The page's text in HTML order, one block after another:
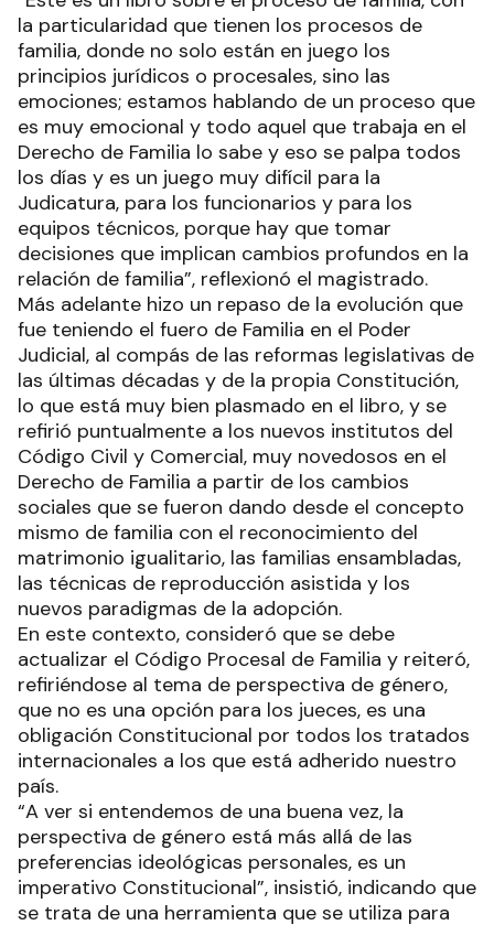
la particularidad que tienen los procesos de
familia, donde no solo están en juego los
principios jurídicos o procesales, sino las
emociones; estamos hablando de un proceso que
es muy emocional y todo aquel que trabaja en el
Derecho de Familia lo sabe y eso se palpa todos
los días y es un juego muy difícil para la
Judicatura, para los funcionarios y para los
equipos técnicos, porque hay que tomar
decisiones que implican cambios profundos en la
relación de familia”, reflexionó el magistrado.
Más adelante hizo un repaso de la evolución que
fue teniendo el fuero de Familia en el Poder
Judicial, al compás de las reformas legislativas de
las últimas décadas y de la propia Constitución,
lo que está muy bien plasmado en el libro, y se
refirió puntualmente a los nuevos institutos del
Código Civil y Comercial, muy novedosos en el
Derecho de Familia a partir de los cambios
sociales que se fueron dando desde el concepto
mismo de familia con el reconocimiento del
matrimonio igualitario, las familias ensambladas,
las técnicas de reproducción asistida y los
nuevos paradigmas de la adopción.
En este contexto, consideró que se debe
actualizar el Código Procesal de Familia y reiteró,
refiriéndose al tema de perspectiva de género,
que no es una opción para los jueces, es una
obligación Constitucional por todos los tratados
internacionales a los que está adherido nuestro
país.
“A ver si entendemos de una buena vez, la
perspectiva de género está más allá de las
preferencias ideológicas personales, es un
imperativo Constitucional”, insistió, indicando que
se trata de una herramienta que se utiliza para